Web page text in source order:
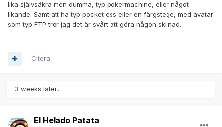
lika självsäkra men dumma, typ pokermachine, eller något
likande. Samt att ha typ pocket ess eller en färgstege, med avatar
som typ FTP tror jag det är svårt att göra någon skilnad.
Citera
3 weeks later...
El Helado Patata